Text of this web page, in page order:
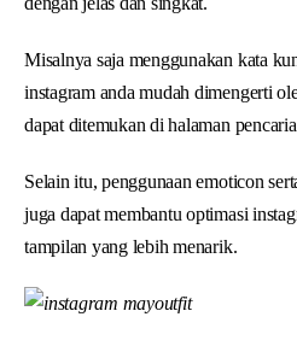
Misalnya saja menggunakan kata
instagram anda mudah dimengerti
dapat ditemukan di halaman
Selain itu, penggunaan emoticon
juga dapat membantu optimasi
tampilan yang lebih menarik.